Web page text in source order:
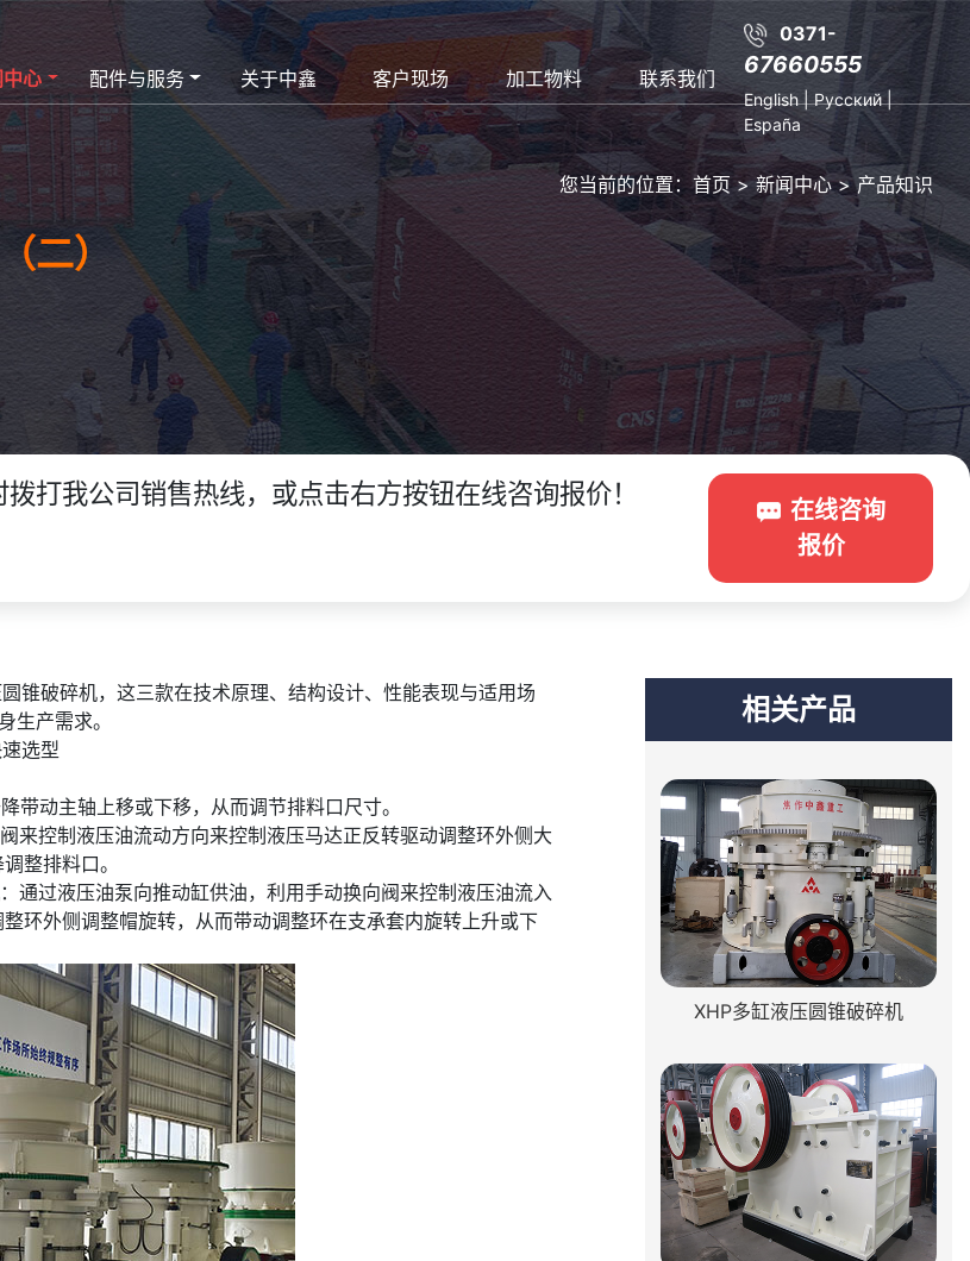
心 配件与服务 关于中鑫 客户现场 加工物料 联系我们
0371-
67660555
English|Русский|
España
您当前的位置：首页>新闻中心>产品知识
二）
打我公司销售热线，或点击右方按钮在线咨询报价！
在线咨询
报价
破碎机，这三款在技术原理、结构设计、性能表现与适用场
生产需求。
选型
动主轴上移或下移，从而调节排料口尺寸。
控制液压油流动方向来控制液压马达正反转驱动调整环外侧大
整排料口。
过液压油泵向推动缸供油，利用手动换向阀来控制液压油流入
环外侧调整帽旋转，从而带动调整环在支承套内旋转上升或下
相关产品
XHP多缸液压圆锥破碎机